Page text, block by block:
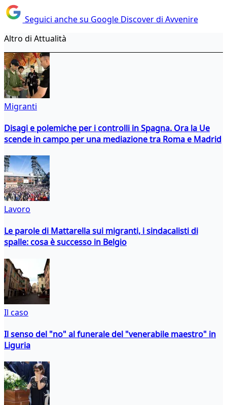
Seguici anche su Google Discover di Avvenire
Altro di Attualità
Migranti
Disagi e polemiche per i controlli in Spagna. Ora la Ue
scende in campo per una mediazione tra Roma e Madrid
Lavoro
Le parole di Mattarella sui migranti, i sindacalisti di
spalle: cosa è successo in Belgio
Il caso
Il senso del "no" al funerale del "venerabile maestro" in
Liguria